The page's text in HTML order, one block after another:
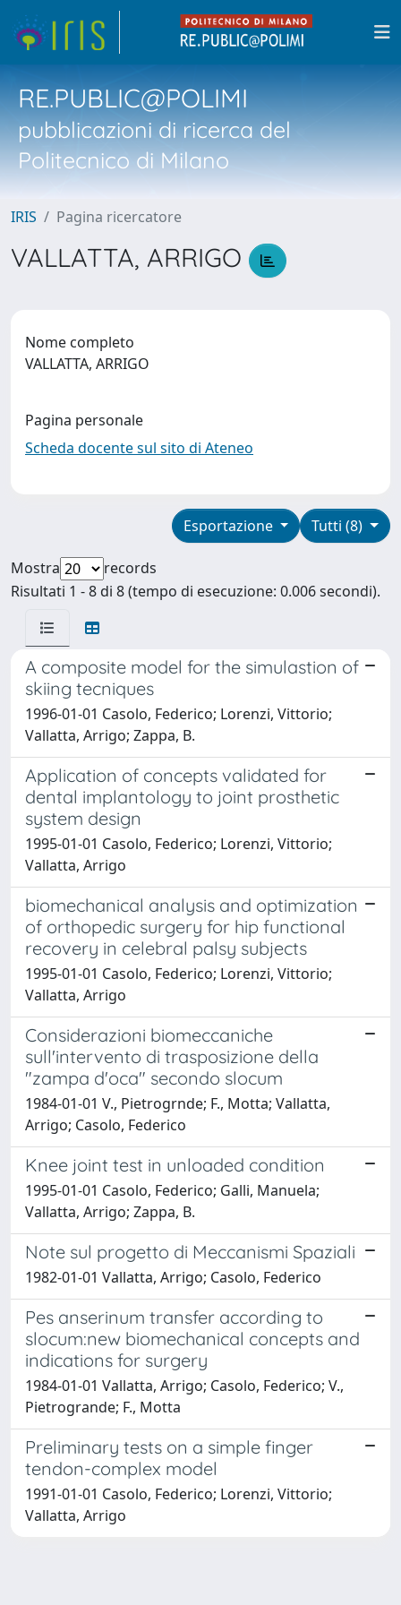
RE.PUBLIC@POLIMI
pubblicazioni di ricerca del
Politecnico di Milano
IRIS Pagina ricercatore
VALLATTA, ARRIGO
Nome completo
VALLATTA, ARRIGO
Pagina personale
Scheda docente sul sito di Ateneo
Tutti (8)
Esportazione
Mostra
records
Risultati 1 - 8 di 8 (tempo di esecuzione: 0.006 secondi).
A composite model for the simulastion of
skiing tecniques
1996-01-01 Casolo, Federico; Lorenzi, Vittorio;
Vallatta, Arrigo; Zappa, B.
Application of concepts validated for
dental implantology to joint prosthetic
system design
1995-01-01 Casolo, Federico; Lorenzi, Vittorio;
Vallatta, Arrigo
biomechanical analysis and optimization
of orthopedic surgery for hip functional
recovery in celebral palsy subjects
1995-01-01 Casolo, Federico; Lorenzi, Vittorio;
Vallatta, Arrigo
Considerazioni biomeccaniche
sull'intervento di trasposizione della
"zampa d'oca" secondo slocum
1984-01-01 V., Pietrogrnde; F., Motta; Vallatta,
Arrigo; Casolo, Federico
Knee joint test in unloaded condition
1995-01-01 Casolo, Federico; Galli, Manuela;
Vallatta, Arrigo; Zappa, B.
Note sul progetto di Meccanismi Spaziali
1982-01-01 Vallatta, Arrigo; Casolo, Federico
Pes anserinum transfer according to
slocum:new biomechanical concepts and
indications for surgery
1984-01-01 Vallatta, Arrigo; Casolo, Federico; V.,
Pietrogrande; F., Motta
Preliminary tests on a simple finger
tendon-complex model
1991-01-01 Casolo, Federico; Lorenzi, Vittorio;
Vallatta, Arrigo